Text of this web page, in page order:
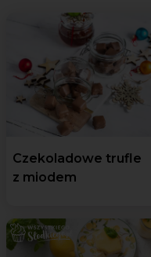
Czekoladowe trufle
z miodem